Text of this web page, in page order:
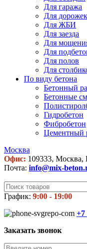
Для гаража
Для дорожек
Для ЖБИ
Для заезда
Для
Для
Для полов
Для
По виду бетона
Бетонный
Бетонные
Гидробетон
Фибробетон
Цементный
Москва
Офис: 109333, Москва,
Почта: info@mix-
График: 9:00 - 19:00
+7
Заказать звонок